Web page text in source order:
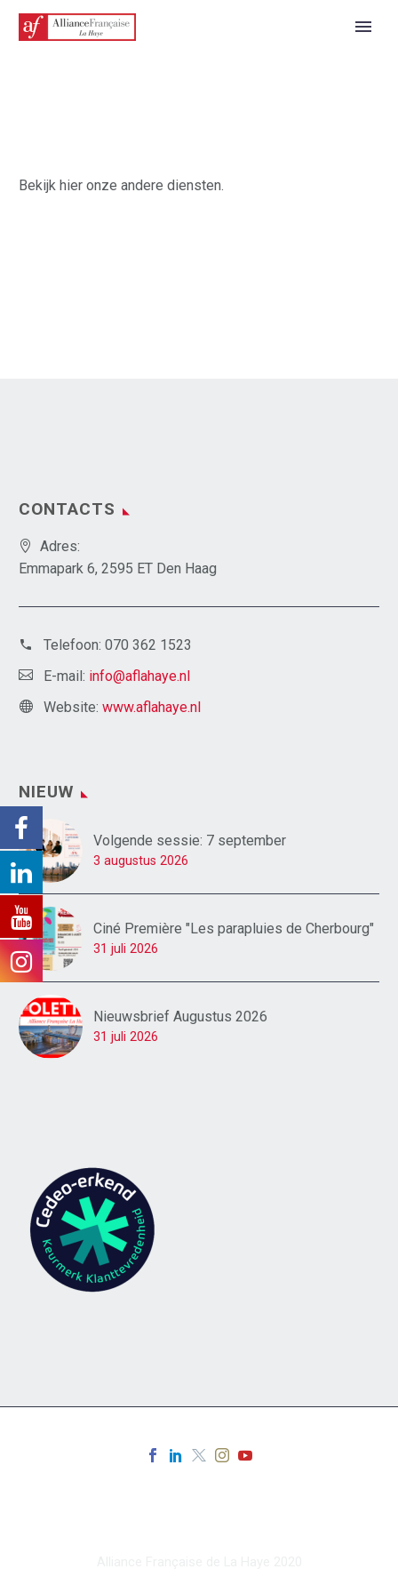
Bekijk hier onze andere diensten.
CONTACTS
Adres:
Emmapark 6, 2595 ET Den Haag
Telefoon: 070 362 1523
E-mail: info@aflahaye.nl
Website: www.aflahaye.nl
NIEUW
Volgende sessie: 7 september
3 augustus 2026
Ciné Première "Les parapluies de Cherbourg"
31 juli 2026
Nieuwsbrief Augustus 2026
31 juli 2026